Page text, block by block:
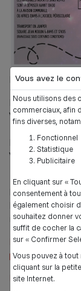
Vous avez le
Nous utilisons des
commerciaux, afin
fins diverses,
Fonctionnel
Statistique
Publicitaire
En cliquant sur «
consentement à
également choisir
souhaitez donner
suffit de cocher la
sur « Confirmer
Vous pouvez à
cliquant sur la
site Internet.
Du 6 juillet au
De 3 à 5 ans à
Villeneuve-
De 6 à 12 ans
Villeneuve-
Les
loisirs, les
iNoé.
Lien du
plateforme
Lien de